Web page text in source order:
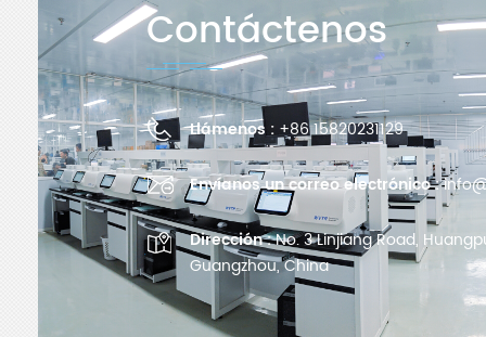
Contáctenos
Llámenos : +86 15820231129
Envíanos un correo electrónico :
Dirección :No. 3 Linjiang Road,
Guangzhou, China